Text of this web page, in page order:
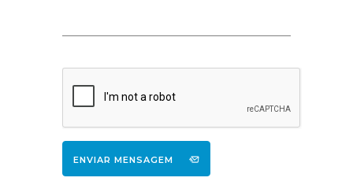
ENVIAR MENSAGEM